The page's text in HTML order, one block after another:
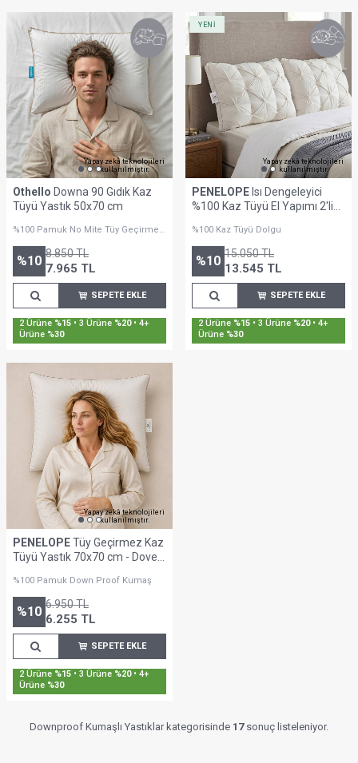
Yapay zekâ teknolojileri
kullanılmıştır.
Othello Downa 90 Gıdık Kaz
Tüyü Yastık 50x70 cm
%100 Pamuk No Mite Tüy Geçirmez
%10 8.850TL
7.965 TL
SEPETE EKLE
Sepette %30'a Varan İndirim
Yapay zekâ teknolojileri
kullanılmıştır.
YENİ
PENELOPE Isı Dengeleyici
%100 Kaz Tüyü El Yapımı 2'li
%100 Kaz Tüyü Dolgu
%10 15.050TL
13.545 TL
SEPETE EKLE
Sepette %30'a Varan İndirim
Yapay zekâ teknolojileri
kullanılmıştır.
PENELOPETüy Geçirmez Kaz
Tüyü Yastık 70x70 cm - Dove
%100 Pamuk Down Proof Kumaş
%10 6.950TL
6.255 TL
SEPETE EKLE
Sepette %30'a Varan İndirim
Downproof Kumaşlı Yastıklar kategorisinde 17sonuç listeleniyor.